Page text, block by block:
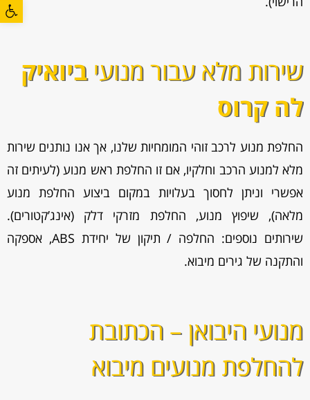
שירות מלא עבור מנועיביואיק
לה קרוס
החלפת מנוע לרכב זוהי המומחיות שלנו, אך אנו נותנים שירות
מלא למנוע הרכב וחלקיו, אם זו החלפת ראש מנוע (לעיתים זה
אפשרי וניתן לחסוך בעלויות במקום ביצוע החלפת מנוע
מלאה), שיפוץ מנוע, החלפת מזרקי דלק (אינג’קטורים).
שירותים נוספים: החלפה / תיקון של יחידת ABS, אספקה
והתקנה של גירים מיבוא.
מנועי היבואן – הכתובת
להחלפת מנועים מיבוא